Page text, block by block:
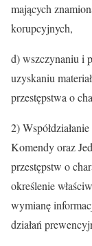
mających
korupcyjnych,
d) wszczynaniu i
uzyskaniu
przestępstwa o
2)
Komendy oraz
przestępstw o
określenie
wymianę
działań